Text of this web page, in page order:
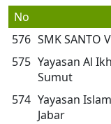
No
576 SMK SANTO
575 Yayasan Al
Sumut
574 Yayasan
Jabar